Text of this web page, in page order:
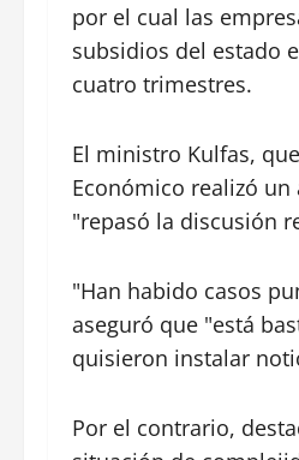
por el cual las
subsidios del estado
cuatro trimestres.
El ministro Kulfas,
Económico realizó
"repasó la discusión
"Han habido casos
aseguró que "está
quisieron instalar
Por el contrario,